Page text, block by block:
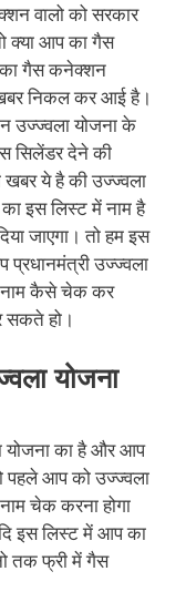
वालो को सरकार
क्या आप का गैस
का गैस कनेक्शन
निकल कर आई है।
उज्ज्वला योजना के
सिलेंडर देने की
खबर ये है की उज्ज्वला
इस लिस्ट में नाम है
जाएगा। तो हम इस
उज्ज्वला
नाम कैसे चेक कर
सकते हो।
योजना
योजना का है और आप
पहले आप को उज्ज्वला
चेक करना होगा
इस लिस्ट में आप का
तक फ्री में गैस